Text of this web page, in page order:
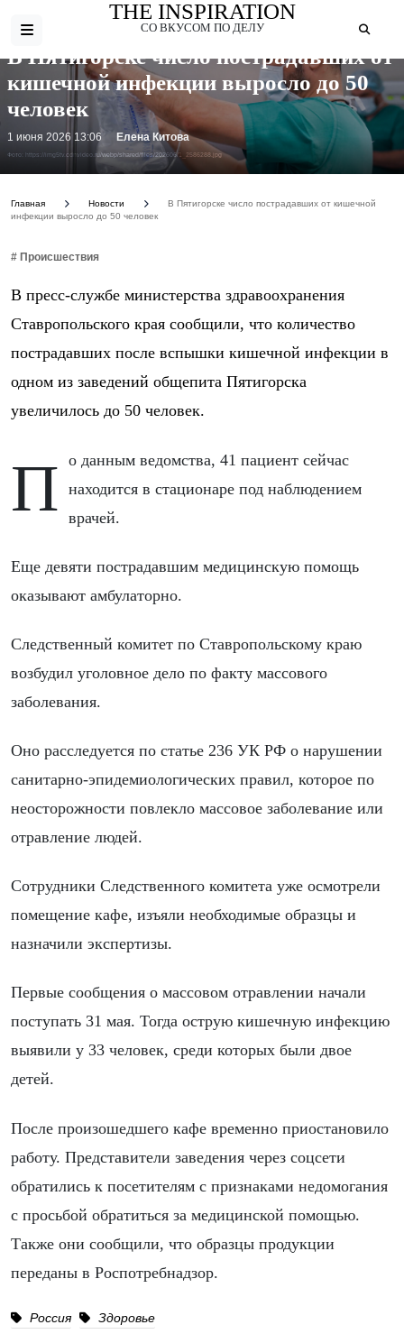
THE INSPIRATION
СО ВКУСОМ ПО ДЕЛУ
Фото: https://img5tv.cdnvideo.ru/webp/shared/files/202606/1_2586288.jpg
В Пятигорске число пострадавших от
кишечной инфекции выросло до 50
человек
1 июня 2026 13:06 Елена Китова
Главная Новости
В Пятигорске число пострадавших от кишечной
инфекции выросло до 50 человек
# Происшествия
В пресс-службе министерства здравоохранения
Ставропольского края сообщили, что количество
пострадавших после вспышки кишечной инфекции в
одном из заведений общепита Пятигорска
увеличилось до 50 человек.
По данным ведомства, 41 пациент сейчас
находится в стационаре под наблюдением
врачей.
Еще девяти пострадавшим медицинскую помощь
оказывают амбулаторно.
Следственный комитет по Ставропольскому краю
возбудил уголовное дело по факту массового
заболевания.
Оно расследуется по статье 236 УК РФ о нарушении
санитарно-эпидемиологических правил, которое по
неосторожности повлекло массовое заболевание или
отравление людей.
Сотрудники Следственного комитета уже осмотрели
помещение кафе, изъяли необходимые образцы и
назначили экспертизы.
Первые сообщения о массовом отравлении начали
поступать 31 мая. Тогда острую кишечную инфекцию
выявили у 33 человек, среди которых были двое
детей.
После произошедшего кафе временно приостановило
работу. Представители заведения через соцсети
обратились к посетителям с признаками недомогания
с просьбой обратиться за медицинской помощью.
Также они сообщили, что образцы продукции
переданы в Роспотребнадзор.
Россия Здоровье